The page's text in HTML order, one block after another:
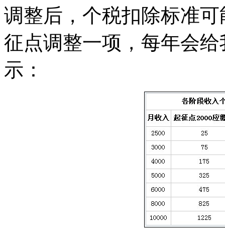
调整后，个税扣除标准
征点调整一项，每年会
示：